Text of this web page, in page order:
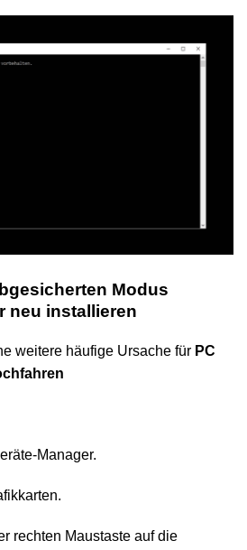
Modus
neu installieren
weitere häufige Ursache für PC
Manager.
rechten Maustaste auf die